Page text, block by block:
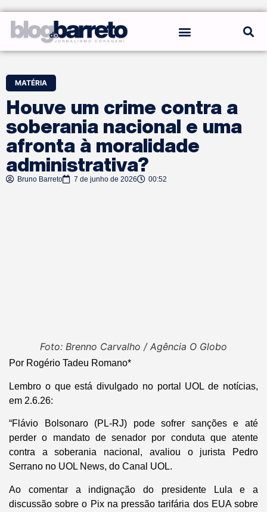
MATÉRIA
Houve um crime contra a
soberania nacional e uma
afronta à moralidade
administrativa?
Bruno Barreto 7 de junho de 2026 00:52
Foto: Brenno Carvalho / Agência O Globo
Por Rogério Tadeu Romano*
Lembro o que está divulgado no portal UOL de notícias,
em 2.6.26:
“Flávio Bolsonaro (PL-RJ) pode sofrer sanções e até
perder o mandato de senador por conduta que atente
contra a soberania nacional, avaliou o jurista Pedro
Serrano no UOL News, do Canal UOL.
Ao comentar a indignação do presidente Lula e a
discussão sobre o Pix na pressão tarifária dos EUA sobre